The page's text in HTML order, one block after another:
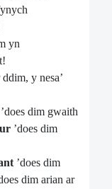
yn
y nesa’
’does dim gwaith
’does dim
’does dim
dim arian ar